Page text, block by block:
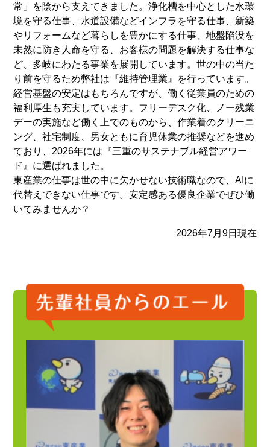
常」を陰から支えてきました。浄化槽を中心とした水環
境を守る仕事、水道設備などインフラを守る仕事、新築
やリフォームなど暮らしを豊かにする仕事、地盤陥没を
未然に防き人命を守る、お客様の問題を解決する仕事な
ど、多岐にわたる事業を展開しています。世の中の当た
り前を守るため弊社は『維持管理業』を行っています。
経営基盤の安定はもちろんですが、働く従業員のための
福利厚生も充実しています。フリーデスク化、ノー残業
デーの実施など働く上でのものから、作業着のクリーニ
ング、社宅制度、男女ともに育児休業の推奨などを進め
ており、2026年には『三重のサステナブル経営アワー
ド』に選ばれました。
東産業の仕事は世の中に欠かせない技術職なので、AIに
代替えできない仕事です。安定感ある優良企業でぜひ働
いてみませんか？
2026年7月9日現在